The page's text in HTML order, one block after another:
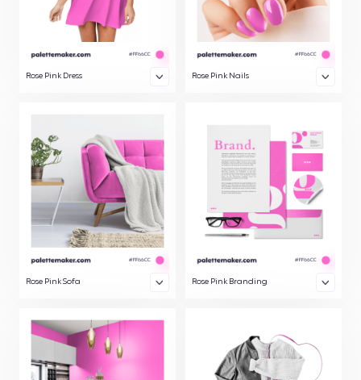
Rose Pink Dress Rose Pink Nails
Rose Pink Sofa Rose Pink Branding